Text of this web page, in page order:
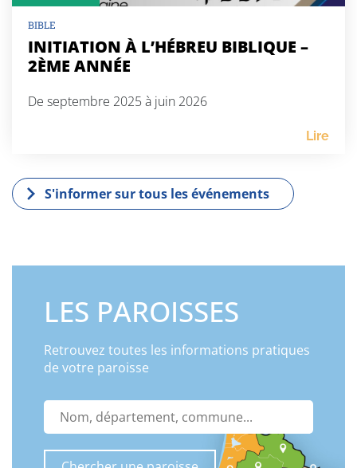
BIBLE
INITIATION À L’HÉBREU BIBLIQUE –
2ÈME ANNÉE
De septembre 2025 à juin 2026
Lire
S'informer sur tous les événements
LES PAROISSES
Retrouvez toutes les informations pratiques
de votre paroisse